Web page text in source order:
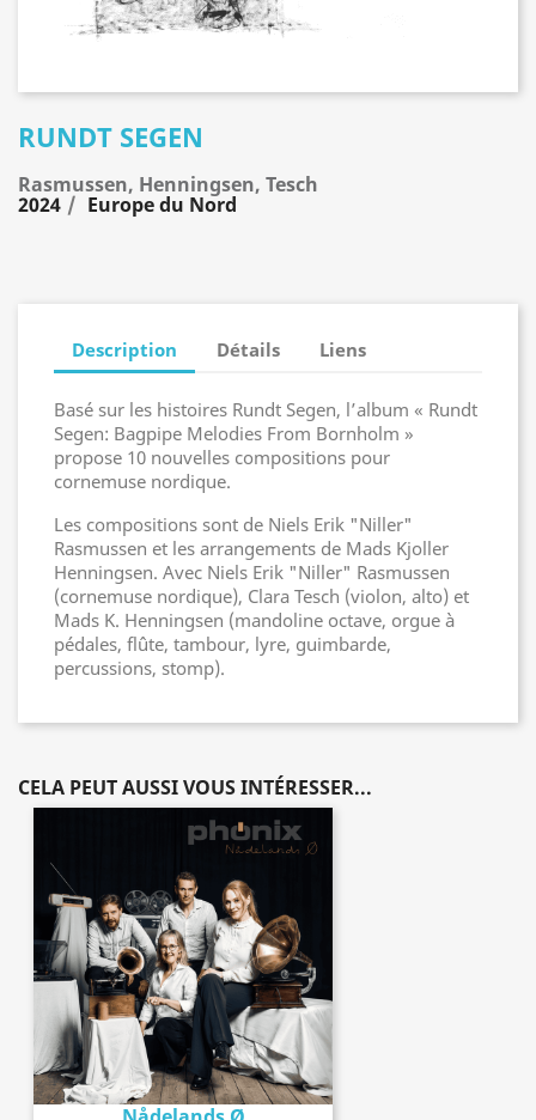
RUNDT SEGEN
Rasmussen, Henningsen, Tesch
2024 Europe du Nord
Description Détails Liens
Basé sur les histoires Rundt Segen, l’album « Rundt
Segen: Bagpipe Melodies From Bornholm »
propose 10 nouvelles compositions pour
cornemuse nordique.
Les compositions sont de Niels Erik "Niller"
Rasmussen et les arrangements de Mads Kjoller
Henningsen. Avec Niels Erik "Niller" Rasmussen
(cornemuse nordique), Clara Tesch (violon, alto) et
Mads K. Henningsen (mandoline octave, orgue à
pédales, flûte, tambour, lyre, guimbarde,
percussions, stomp).
CELA PEUT AUSSI VOUS INTÉRESSER...